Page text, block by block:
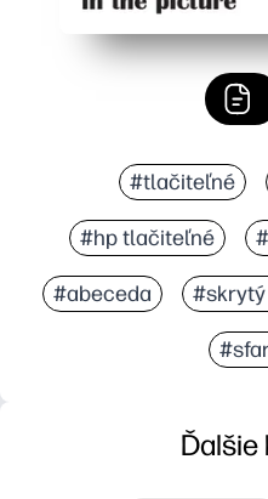
#tlačiteľné
#hp tlačiteľné
#abeceda
Ďalšie